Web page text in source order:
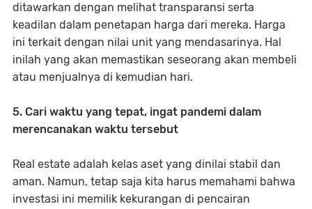
ditawarkan dengan melihat transparansi serta
keadilan dalam penetapan harga dari mereka. Harga
ini terkait dengan nilai unit yang mendasarinya. Hal
inilah yang akan memastikan seseorang akan membeli
atau menjualnya di kemudian hari.
5. Cari waktu yang tepat, ingat pandemi dalam
merencanakan waktu tersebut
Real estate adalah kelas aset yang dinilai stabil dan
aman. Namun, tetap saja kita harus memahami bahwa
investasi ini memilik kekurangan di pencairan